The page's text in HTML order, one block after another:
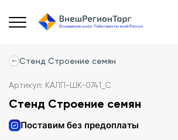
Стенд Строение семян
Артикул: КАЛП-ШК-0741_С
Стенд Строение семян
Поставим без предоплаты